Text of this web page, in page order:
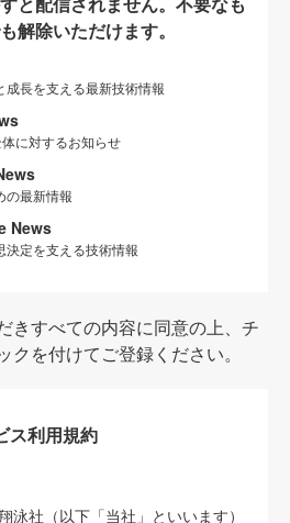
解除いただけます。
成長を支える最新技術情報
に対するお知らせ
の最新情報
News
決定を支える技術情報
きすべての内容に同意の上、チ
クを付けてご登録ください。
ス利用規約
泳社（以下「当社」といいます）